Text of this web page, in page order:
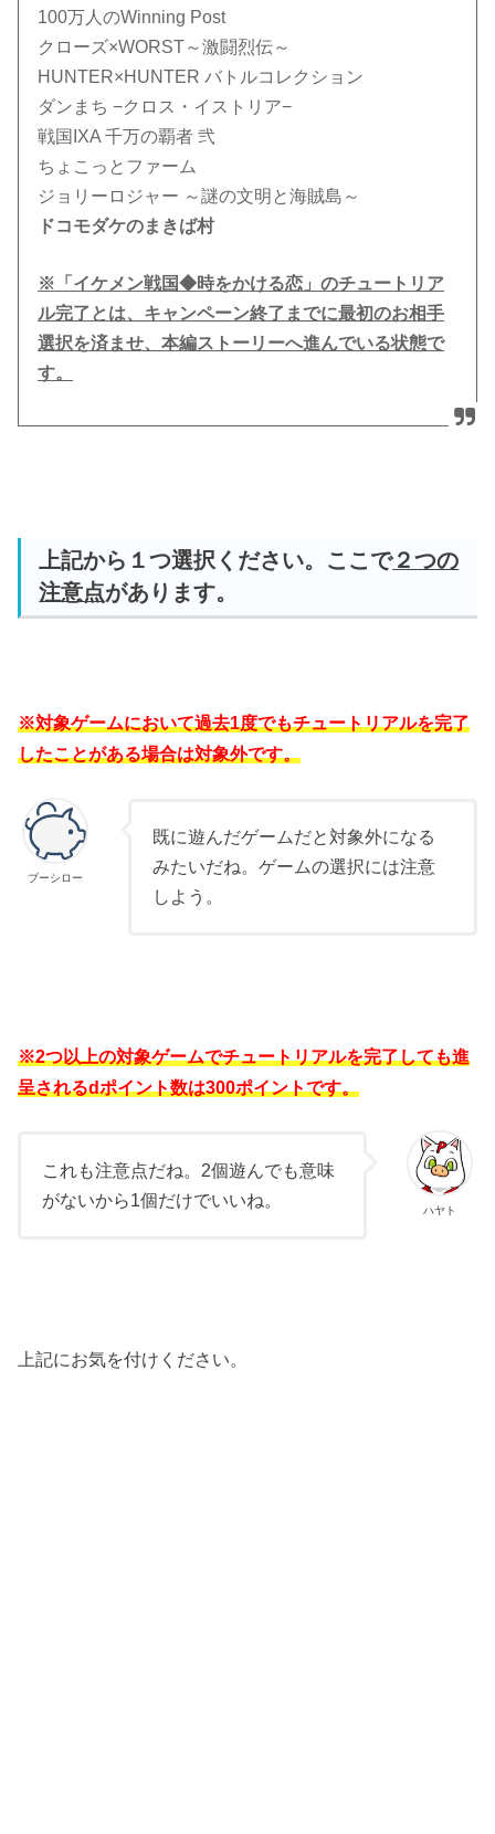
100万人のWinning Post
クローズ×WORST～激闘烈伝～
HUNTER×HUNTER バトルコレクション
ダンまち −クロス・イストリア−
戦国IXA 千万の覇者 弐
ちょこっとファーム
ジョリーロジャー ～謎の文明と海賊島～
ドコモダケのまきば村
※「イケメン戦国◆時をかける恋」のチュートリア
ル完了とは、キャンペーン終了までに最初のお相手
選択を済ませ、本編ストーリーへ進んでいる状態で
す。
上記から１つ選択ください。ここで２つの
注意点があります。
※対象ゲームにおいて過去1度でもチュートリアルを完了
したことがある場合は対象外です。
ブーシロー
既に遊んだゲームだと対象外になる
みたいだね。ゲームの選択には注意
しよう。
※2つ以上の対象ゲームでチュートリアルを完了しても進
呈されるdポイント数は300ポイントです。
ハヤト
これも注意点だね。2個遊んでも意味
がないから1個だけでいいね。
上記にお気を付けください。